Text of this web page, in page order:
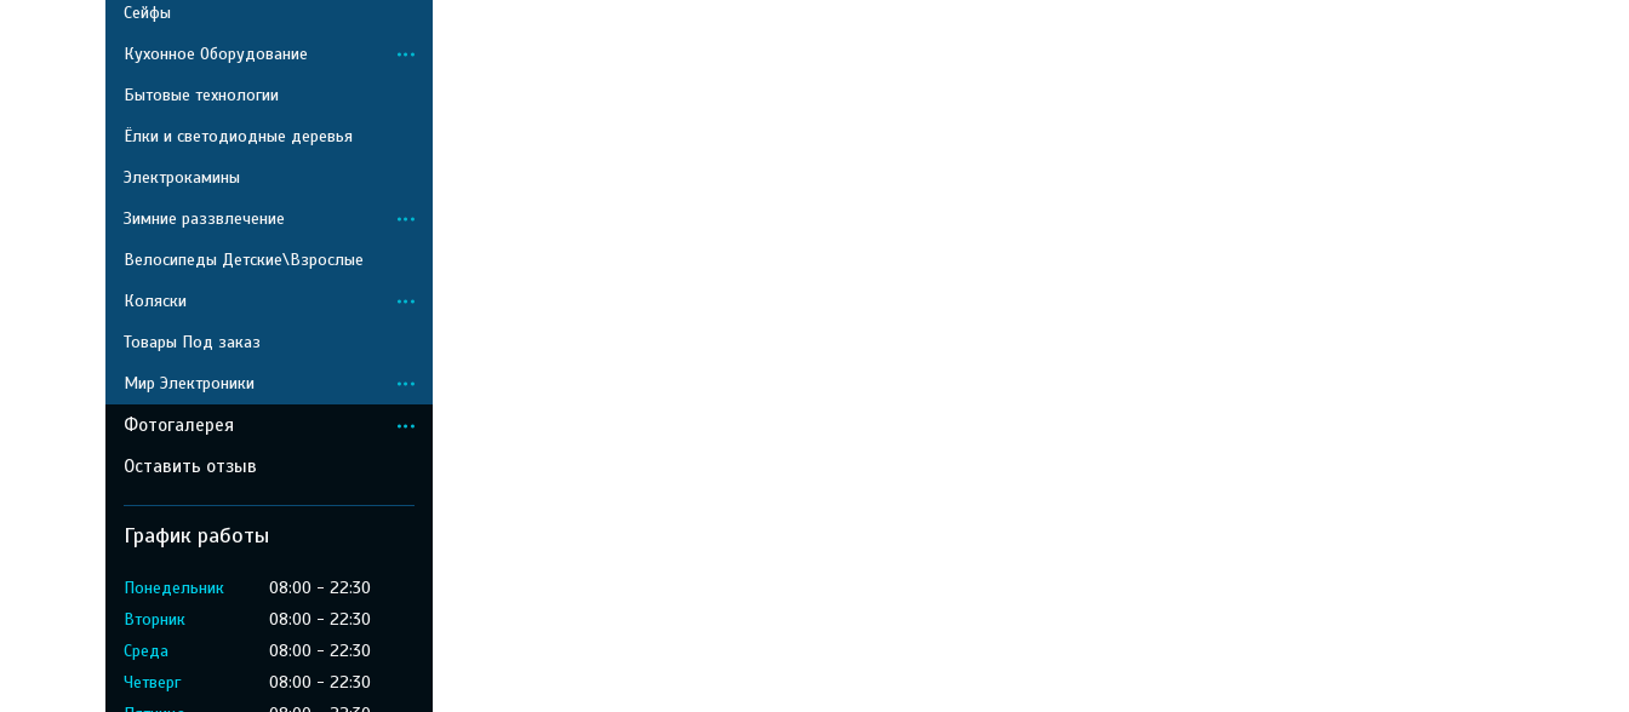
Сейфы
Кухонное Оборудование
Бытовые технологии
Ёлки и светодиодные деревья
Электрокамины
Зимние раззвлечение
Велосипеды Детские\Взрослые
Коляски
Товары Под заказ
Мир Электроники
Фотогалерея
Оставить отзыв
График работы
Понедельник 08:00
22:30
Вторник
08:00
22:30
Среда
08:00
22:30
Четверг
08:00
22:30